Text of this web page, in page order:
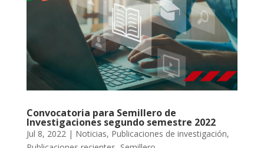
Convocatoria para Semillero de
Investigaciones segundo semestre 2022
Jul 8, 2022| Noticias, Publicaciones de investigación,